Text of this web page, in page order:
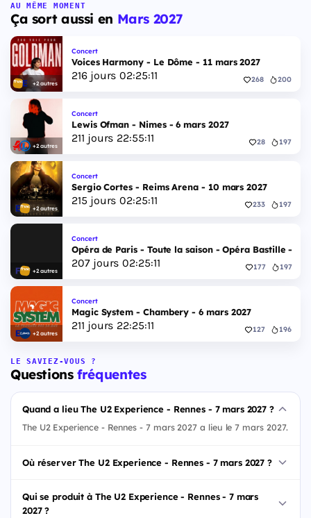
AU MÊME MOMENT
Ça sort aussi en Mars 2027
+2 autres
Concert
Voices Harmony - Le Dôme - 11 mars 2027
216jours 02:25:10 268 200
+2 autres
Concert
Lewis Ofman - Nimes - 6 mars 2027
211 jours 22:55:10 28 197
+2 autres
Concert
Sergio Cortes - Reims Arena - 10 mars 2027
215 jours 02:25:10 233 197
+2 autres
Concert
Opéra de Paris - Toute la saison - Opéra Bastille - 2
207jours 02:25:10 177 197
+2 autres
Concert
Magic System - Chambery - 6 mars 2027
211 jours 22:25:10 127 196
LE SAVIEZ-VOUS ?
Questionsfréquentes
Quand a lieu The U2 Experience - Rennes - 7 mars 2027 ?
The U2 Experience - Rennes - 7 mars 2027 a lieu le 7 mars 2027.
Où réserver The U2 Experience - Rennes - 7 mars 2027 ?
Qui se produit à The U2 Experience - Rennes - 7 mars
2027 ?